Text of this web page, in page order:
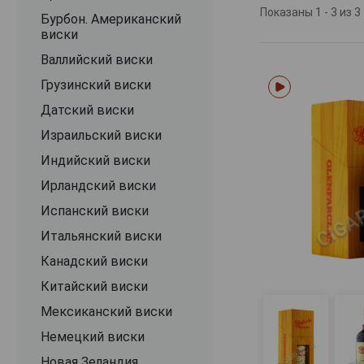
Бурбон. Американский
виски
Валлийский виски
Грузинский виски
Датский виски
Израильский виски
Индийский виски
Ирландский виски
Испанский виски
Итальянский виски
Канадский виски
Китайский виски
Мексиканский виски
Немецкий виски
пряностей и
шоколада и
как каждая
сохраняло
Показаны 1 - 3 из 3